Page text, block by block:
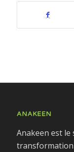
ANAKEEN
Anakeen est le